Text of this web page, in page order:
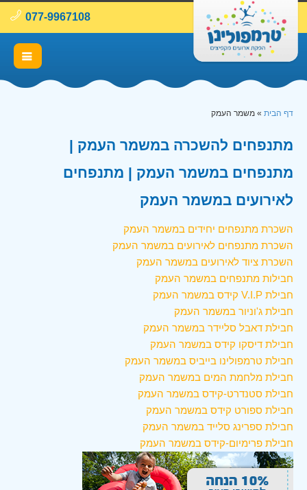
077-9967108
דף הבית » משמר העמק
מתנפחים להשכרה במשמר העמק |
מתנפחים במשמר העמק | מתנפחים
לאירועים במשמר העמק
השכרת מתנפחים יחידים במשמר העמק
השכרת מתנפחים לאירועים במשמר העמק
השכרת ציוד לאירועים במשמר העמק
חבילות מתנפחים במשמר העמק
חבילת V.I.P קידס במשמר העמק
חבילת ג'וניור במשמר העמק
חבילת דאבל סליידר במשמר העמק
חבילת דיסקו קידס במשמר העמק
חבילת טרמפולינו בייביס במשמר העמק
חבילת מלחמת המים במשמר העמק
חבילת סטנדרט-קידס במשמר העמק
חבילת ספורט קידס במשמר העמק
חבילת ספרינג סלייד במשמר העמק
חבילת פרימיום-קידס במשמר העמק